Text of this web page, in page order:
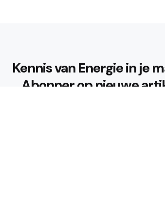
Kennis van Energie in je
Abonner op nieuwe